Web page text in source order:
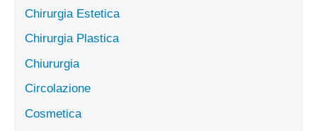
Chirurgia Estetica
Chirurgia Plastica
Chiururgia
Circolazione
Cosmetica